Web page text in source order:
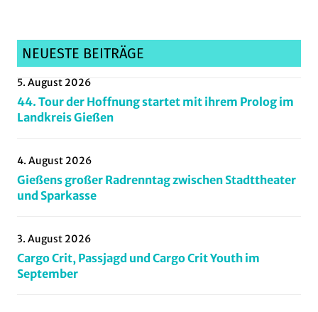
Radsportnachrichten
NEUESTE BEITRÄGE
5. August 2026
44. Tour der Hoffnung startet mit ihrem Prolog im
Landkreis Gießen
4. August 2026
Gießens großer Radrenntag zwischen Stadttheater
und Sparkasse
3. August 2026
Cargo Crit, Passjagd und Cargo Crit Youth im
September